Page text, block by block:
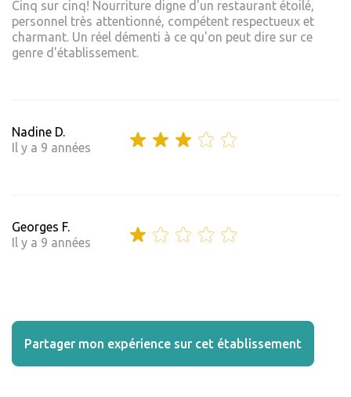
Cinq sur cinq! Nourriture digne d'un restaurant étoilé,
personnel très attentionné, compétent respectueux et
charmant. Un réel démenti à ce qu'on peut dire sur ce
genre d'établissement.
Nadine D.
Il y a 9 années
Georges F.
Il y a 9 années
Partager mon expérience sur cet établissement